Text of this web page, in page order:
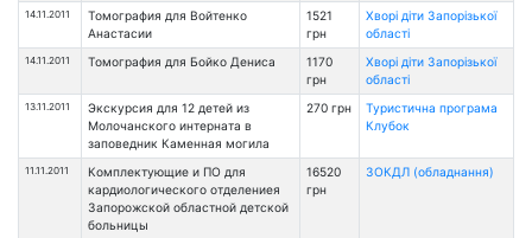
14.11.2011
Томография для Войтенко
Анастасии
1521
грн
Хворі діти Запорізької
області
14.11.2011 Томография для Бойко Дениса
1170
грн
Хворі діти Запорізької
області
13.11.2011
Экскурсия для 12 детей из
Молочанского интерната в
заповедник Каменная могила
270 грн
Туристична програма
Клубок
11.11.2011
Комплектующие и ПО для
кардиологического отделениея
Запорожской областной детской
больницы
16520
грн
ЗОКДЛ (обладнання)